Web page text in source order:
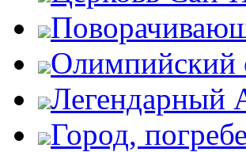
Олимпийский
Легендарный
Город,